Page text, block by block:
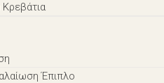
Έπιπλο